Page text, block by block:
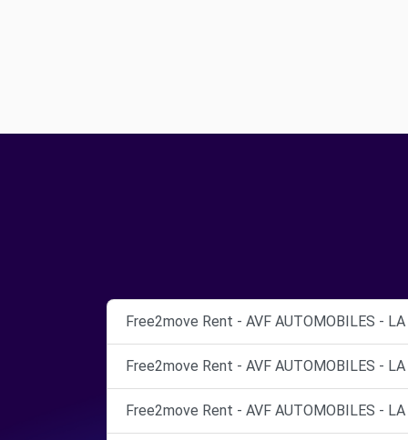
Free2move Rent - AVF AUTOMOBILES - LA
Free2move Rent - AVF AUTOMOBILES - LA
Free2move Rent - AVF AUTOMOBILES -